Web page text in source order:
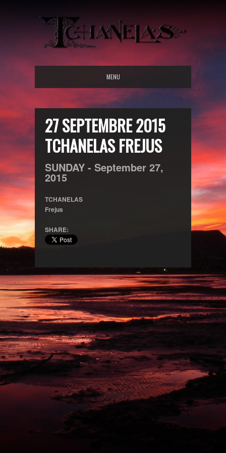
MENU
27 SEPTEMBRE 2015
TCHANELAS FREJUS
SUNDAY - September 27,
2015
TCHANELAS
Frejus
SHARE: